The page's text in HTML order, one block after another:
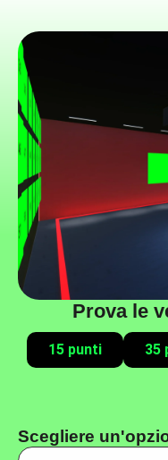
Prova le
15 punti
35
Scegliere